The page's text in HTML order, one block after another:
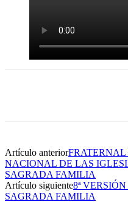
Artículo anterior
NACIONAL DE LAS
SAGRADA FAMILIA
Artículo siguiente8ª
SAGRADA FAMILIA